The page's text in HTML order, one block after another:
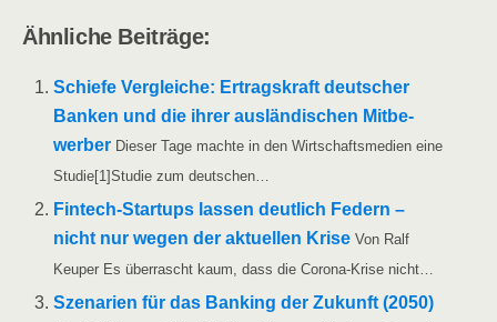
Ähn­li­che Beiträge:
Schie­fe Ver­glei­che: Ertrags­kraft deut­scher
Ban­ken und die ihrer aus­län­di­schen Mit­be­
wer­ber Die­ser Tage mach­te in den Wirt­schafts­me­di­en eine
Stu­die[1]Stu­die zum deutschen…
Fin­­tech-Star­t­ups las­sen deut­lich Federn –
nicht nur wegen der aktu­el­len Kri­se Von Ralf
Keu­per Es über­rascht kaum, dass die Coro­­na-Kri­­se nicht…
Sze­na­ri­en für das Ban­king der Zukunft (2050)